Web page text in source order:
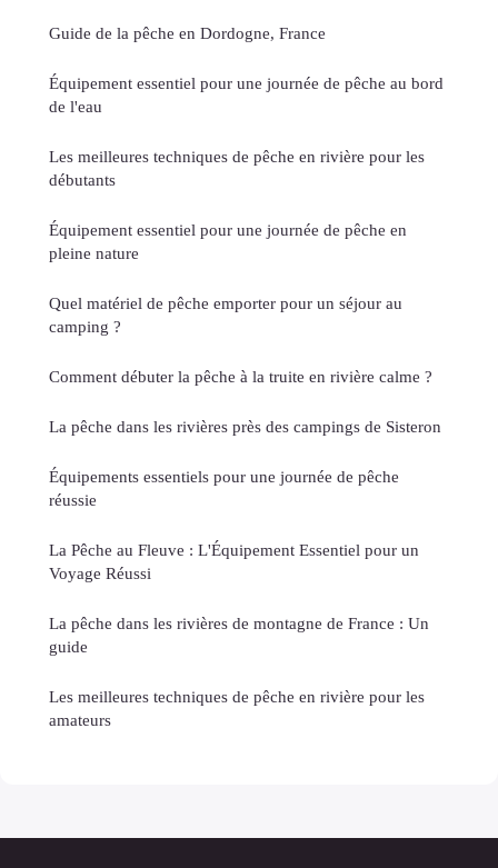
Guide de la pêche en Dordogne, France
Équipement essentiel pour une journée de pêche au bord
de l'eau
Les meilleures techniques de pêche en rivière pour les
débutants
Équipement essentiel pour une journée de pêche en
pleine nature
Quel matériel de pêche emporter pour un séjour au
camping ?
Comment débuter la pêche à la truite en rivière calme ?
La pêche dans les rivières près des campings de Sisteron
Équipements essentiels pour une journée de pêche
réussie
La Pêche au Fleuve : L'Équipement Essentiel pour un
Voyage Réussi
La pêche dans les rivières de montagne de France : Un
guide
Les meilleures techniques de pêche en rivière pour les
amateurs